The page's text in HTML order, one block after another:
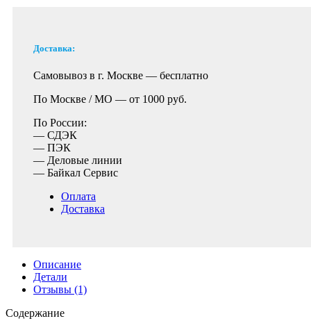
Доставка:
Самовывоз в г. Москве — бесплатно
По Москве / МО — от 1000 руб.
По России:
— СДЭК
— ПЭК
— Деловые линии
— Байкал Сервис
Оплата
Доставка
Описание
Детали
Отзывы (1)
Содержание